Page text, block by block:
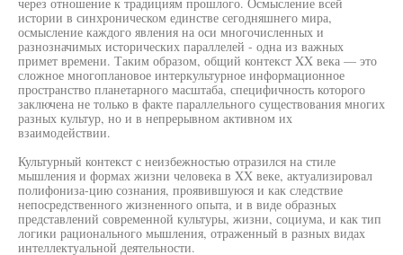
истории в синхроническом единстве сегодняшнего мира,
осмысление каждого явления на оси многочисленных и
разнозначимых исторических параллелей - одна из важных
примет времени. Таким образом, общий контекст XX века — это
сложное многоплановое интеркультурное информационное
пространство планетарного масштаба, специфичность которого
заключена не только в факте параллельного существования многих
разных культур, но и в непрерывном активном их
взаимодействии.
Культурный контекст с неизбежностью отразился на стиле
мышления и формах жизни человека в XX веке, актуализировал
полифониза-цию сознания, проявившуюся и как следствие
непосредственного жизненного опыта, и в виде образных
представлений современной культуры, жизни, социума, и как тип
логики рационального мышления, отраженный в разных видах
интеллектуальной деятельности.